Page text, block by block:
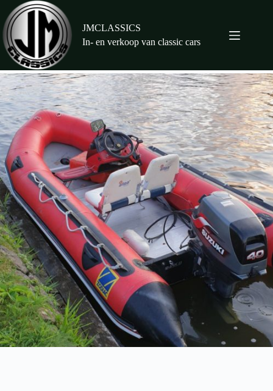
naar
de
inhoud
JMCLASSICS
In- en verkoop van classic cars